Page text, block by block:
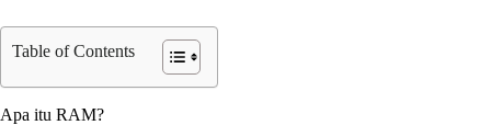
Table of Contents
Apa itu RAM?